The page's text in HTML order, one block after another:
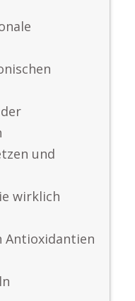
und
wirklich
Antioxidantien